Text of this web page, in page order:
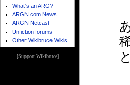
What's an ARG?
ARGN.com News
ARGN Netcast
Unfiction forums
Other Wikibruce Wikis
[Support Wikibruce]